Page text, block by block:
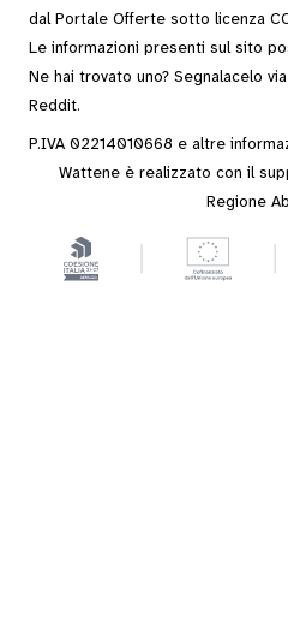
dal Portale Offerte sotto licenza
Le informazioni presenti sul sito
Ne hai trovato uno? Segnalacelo via
Reddit.
P.IVA 02214010668 e altre
Wattene è realizzato con il
Regione